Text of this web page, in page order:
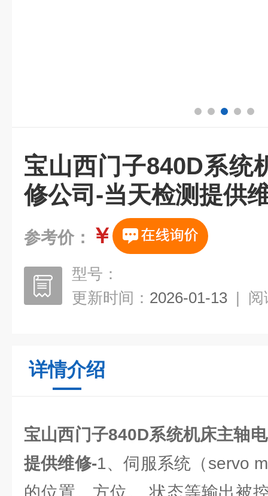
宝山西门子840D系统
修公司-当天检测提供
参考价： ￥
型号：
更新时间： 2026-01-13 | 阅
详情介绍
宝山西门子840D系统机床主轴
提供维修-1、伺服系统（servo
的位置、方位、 状态等输出被